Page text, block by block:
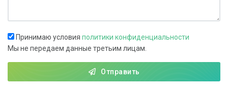
Принимаю условия политики конфиденциальности
Мы не передаем данные третьим лицам.
Отправить